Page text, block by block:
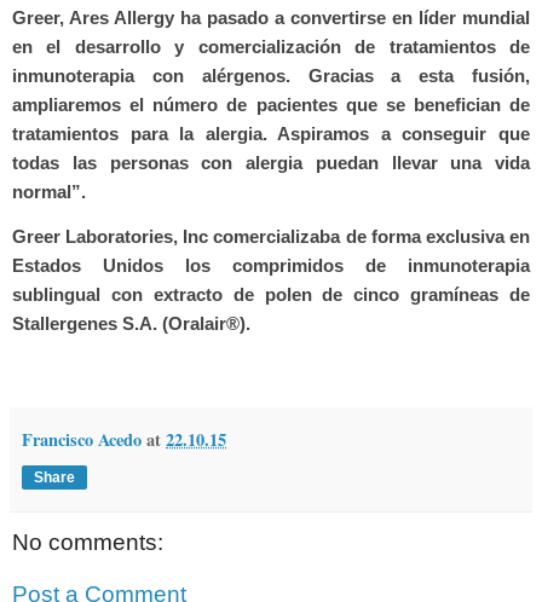
Greer, Ares Allergy ha pasado a convertirse en líder mundial
en el desarrollo y comercialización de tratamientos de
inmunoterapia con alérgenos. Gracias a esta fusión,
ampliaremos el número de pacientes que se benefician de
tratamientos para la alergia. Aspiramos a conseguir que
todas las personas con alergia puedan llevar una vida
normal”.
Greer Laboratories, Inc comercializaba de forma exclusiva en
Estados Unidos los comprimidos de inmunoterapia
sublingual con extracto de polen de cinco gramíneas de
Stallergenes S.A. (Oralair®).
Francisco Acedoat22.10.15
Share
No comments:
Post a Comment